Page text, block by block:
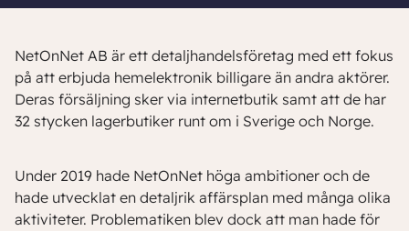
NetOnNet AB är ett detaljhandelsföretag med ett fokus
på att erbjuda hemelektronik billigare än andra aktörer.
Deras försäljning sker via internetbutik samt att de har
32 stycken lagerbutiker runt om i Sverige och Norge.
Under 2019 hade NetOnNet höga ambitioner och de
hade utvecklat en detaljrik affärsplan med många olika
aktiviteter. Problematiken blev dock att man hade för